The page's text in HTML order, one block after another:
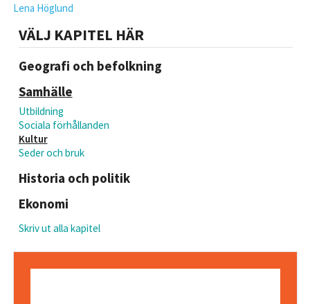
Lena Höglund
VÄLJ KAPITEL HÄR
Geografi och befolkning
Samhälle
Utbildning
Sociala förhållanden
Kultur
Seder och bruk
Historia och politik
Ekonomi
Skriv ut alla kapitel